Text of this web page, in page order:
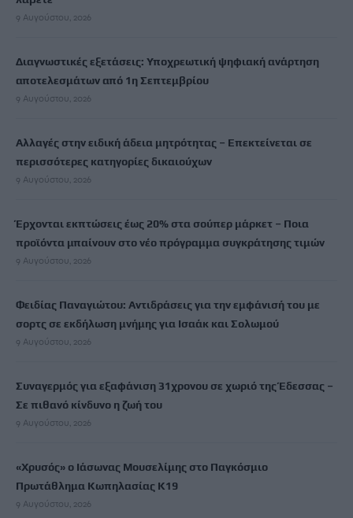
9 Αυγούστου, 2026
Διαγνωστικές εξετάσεις: Υποχρεωτική ψηφιακή ανάρτηση
αποτελεσμάτων από 1η Σεπτεμβρίου
9 Αυγούστου, 2026
Αλλαγές στην ειδική άδεια μητρότητας – Επεκτείνεται σε
περισσότερες κατηγορίες δικαιούχων
9 Αυγούστου, 2026
Έρχονται εκπτώσεις έως 20% στα σούπερ μάρκετ – Ποια
προϊόντα μπαίνουν στο νέο πρόγραμμα συγκράτησης τιμών
9 Αυγούστου, 2026
Φειδίας Παναγιώτου: Αντιδράσεις για την εμφάνισή του με
σορτς σε εκδήλωση μνήμης για Ισαάκ και Σολωμού
9 Αυγούστου, 2026
Συναγερμός για εξαφάνιση 31χρονου σε χωριό της Έδεσσας –
Σε πιθανό κίνδυνο η ζωή του
9 Αυγούστου, 2026
«Χρυσός» ο Ιάσωνας Μουσελίμης στο Παγκόσμιο
Πρωτάθλημα Κωπηλασίας Κ19
9 Αυγούστου, 2026